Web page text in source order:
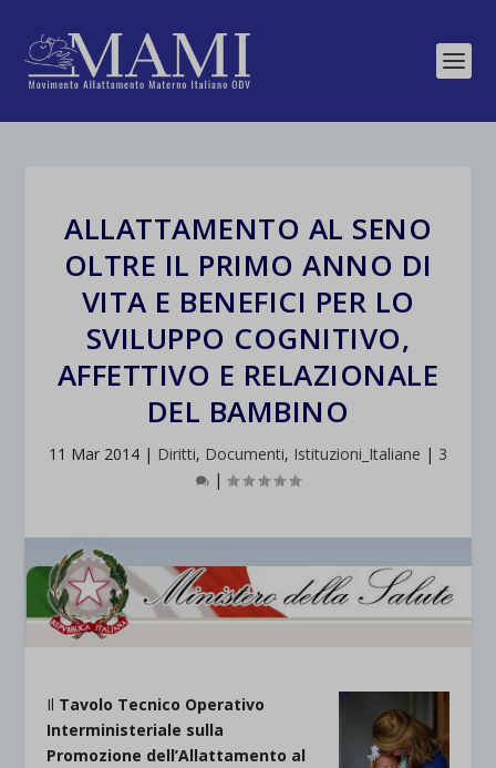
ALLATTAMENTO AL SENO
OLTRE IL PRIMO ANNO DI
VITA E BENEFICI PER LO
SVILUPPO COGNITIVO,
AFFETTIVO E RELAZIONALE
DEL BAMBINO
11 Mar 2014 | Diritti, Documenti, Istituzioni_Italiane | 3
|
Il Tavolo Tecnico Operativo
Interministeriale sulla
Promozione dell’Allattamento al